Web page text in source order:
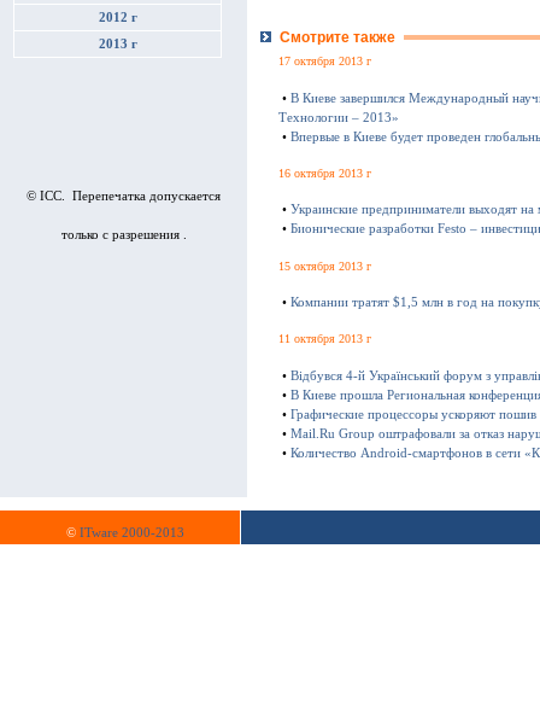
2012 г
2013 г
© ICC. Перепечатка допускается
только с разрешения .
Смотрите также
17 октября 2013 г
• В Киеве завершился Международный
Технологии – 2013»
• Впервые в Киеве будет проведен
16 октября 2013 г
• Украинские предприниматели выходят
• Бионические разработки Festo –
15 октября 2013 г
• Компании тратят $1,5 млн в год на
11 октября 2013 г
• Відбувся 4-й Український форум з
• В Киеве прошла Региональная
• Графические процессоры ускоряют
• Mail.Ru Group оштрафовали за отказ
• Количество Android-смартфонов в сети
© ITware 2000-2013